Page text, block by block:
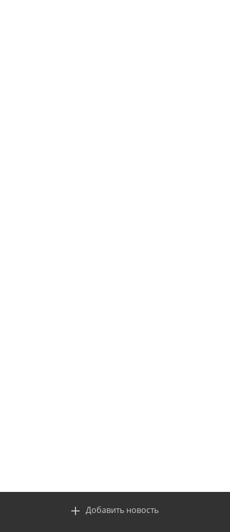
Добавить новость